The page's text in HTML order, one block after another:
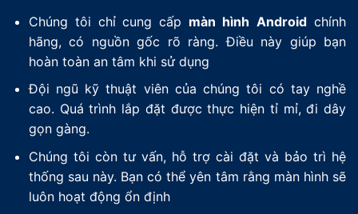
Chúng tôi chỉ cung cấp màn hình Android chính
hãng, có nguồn gốc rõ ràng. Điều này giúp bạn
hoàn toàn an tâm khi sử dụng
Đội ngũ kỹ thuật viên của chúng tôi có tay nghề
cao. Quá trình lắp đặt được thực hiện tỉ mỉ, đi dây
gọn gàng.
Chúng tôi còn tư vấn, hỗ trợ cài đặt và bảo trì hệ
thống sau này. Bạn có thể yên tâm rằng màn hình sẽ
luôn hoạt động ổn định